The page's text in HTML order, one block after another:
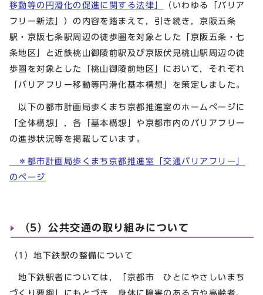
移動等の円滑化の促進に関する法律」
（いわゆる「バリア
フリー新法」）の内容を踏まえて，引き続き，京阪五条
駅・京阪七条駅周辺の徒歩圏を対象とした「京阪五条・七
条地区」と近鉄桃山御陵前駅及び京阪伏見桃山駅周辺の徒
歩圏を対象とした「桃山御陵前地区」において，それぞれ
「バリアフリー移動等円滑化基本構想」を策定しました。
以下の都市計画局歩くまち京都推進室のホームページに
「全体構想」，各「基本構想」や京都市内のバリアフリー
の進捗状況等を掲載しています。
＊都市計画局歩くまち京都推進室「交通バリアフリー」
のページ
（5）公共交通の取り組みについて
（1）地下鉄駅の整備について
地下鉄駅者については，「京都市 ひとにやさしいまち
づくり要綱」にもとづき，身体に障害のある方や高齢者、